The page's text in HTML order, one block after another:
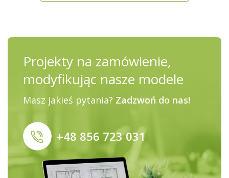
Projekty na zamówienie,
modyfikując nasze modele
Masz jakieś pytania? Zadzwoń do nas!
+48 856 723 031